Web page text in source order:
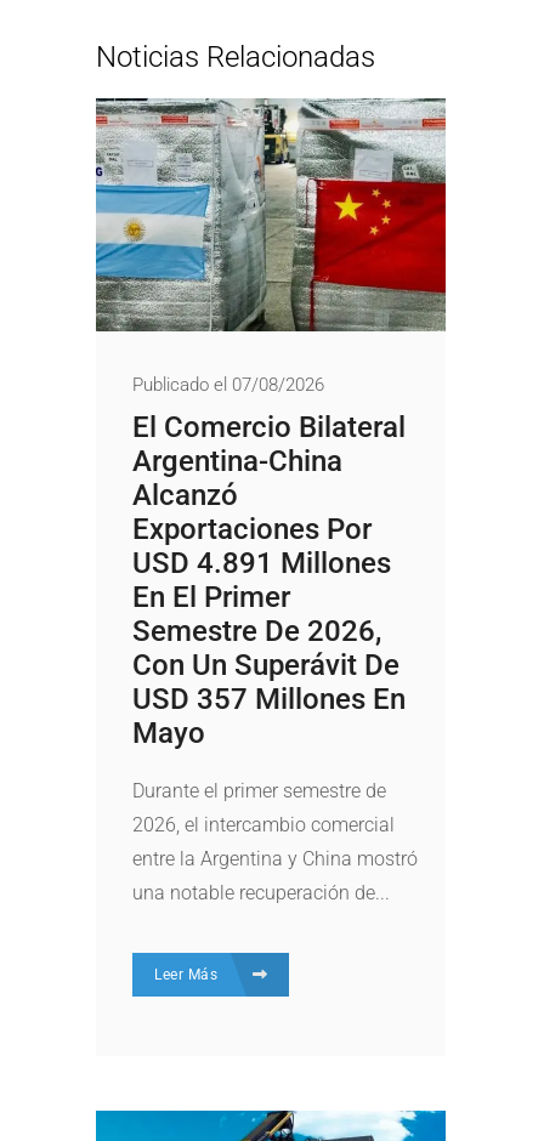
Noticias Relacionadas
Publicado el 07/08/2026
El Comercio Bilateral
Argentina-China
Alcanzó
Exportaciones Por
USD 4.891 Millones
En El Primer
Semestre De 2026,
Con Un Superávit De
USD 357 Millones En
Mayo
Durante el primer semestre de
2026, el intercambio comercial
entre la Argentina y China mostró
una notable recuperación de...
Leer Más